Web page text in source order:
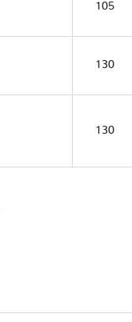
105
130
130